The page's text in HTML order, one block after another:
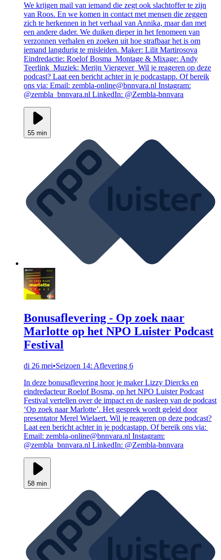
We krijgen mail van iemand die zegt ook slachtoffer te zijn
van Roos. En we komen in contact met mensen die zeggen
zich te herkennen in het verhaal van Annika, maar dan met
een andere dader. We duiken dieper in het fenomeen van
verzonnen verhalen en zoeken uit hoe strafbaar het is om
iemand langdurig te misleiden. Maker: Lilit Martirosova
Eindredactie: Roelof Bosma Montage & Mixage: Andy
Teerlink Muziek: Merijn Viergever Wil je reageren op deze
podcast? Laat een bericht achter in je podcastapp. Of bereik
ons via: Email: zembla-online@bnnvara.nl Instagram:
@zembla_bnnvara.nl LinkedIn: @Zembla-bnnvara
55 min
Bonusaflevering - Op zoek naar
Marlotte op het NPO Luister Podcast
Festival
di 26 mei•Seizoen 14: Aflevering 6
In deze bonusaflevering hoor je maker Lizzy Diercks en
eindredacteur Roelof Bosma, op het NPO Luister Podcast
Festival vertellen over de impact en de nasleep van de podcast
‘Op zoek naar Marlotte’. Het gesprek wordt geleid door
presentator Merel Wielaert. Wil je reageren op deze podcast?
Laat een bericht achter in je podcastapp. Of bereik ons via:
Email: zembla-online@bnnvara.nl Instagram:
@zembla_bnnvara.nl LinkedIn: @Zembla-bnnvara
58 min